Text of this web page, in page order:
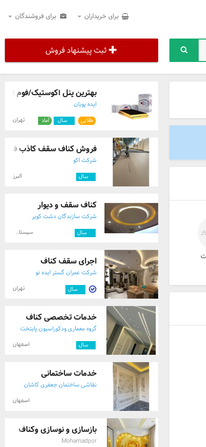
برای خریداران برای فروشندگان
ثبت پیشنهاد فروش
بهترین پنل آکوستیک/فوم
ایده پویان
طلایی سال آماده ارسال تهران
فروش کناف سقف کاذب
شرکت اکو
سال البرز
کناف سقف و دیوار
شرکت سازندگان دشت کویر
سال سیستان و بلوچستان
اجرای سقف کناف
شرکت عمران گستر ایده نو
سال تهران
خدمات تخصصی کناف
گروه معماری ودکوراسیون پایتخت
سال اصفهان
خدمات ساختمانی
نقاشی ساختمان جعفری کاشان
اصفهان
بازسازی و نوسازی وکناف
Mohamadpor